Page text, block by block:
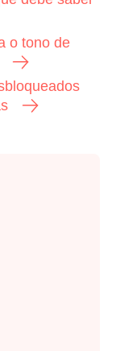
o tono de